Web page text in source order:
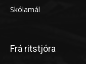
Skólamál
Frá ritstjóra